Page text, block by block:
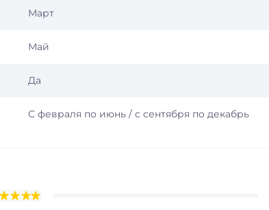
Март
Май
Да
С февраля по июнь / с сентября по декабрь